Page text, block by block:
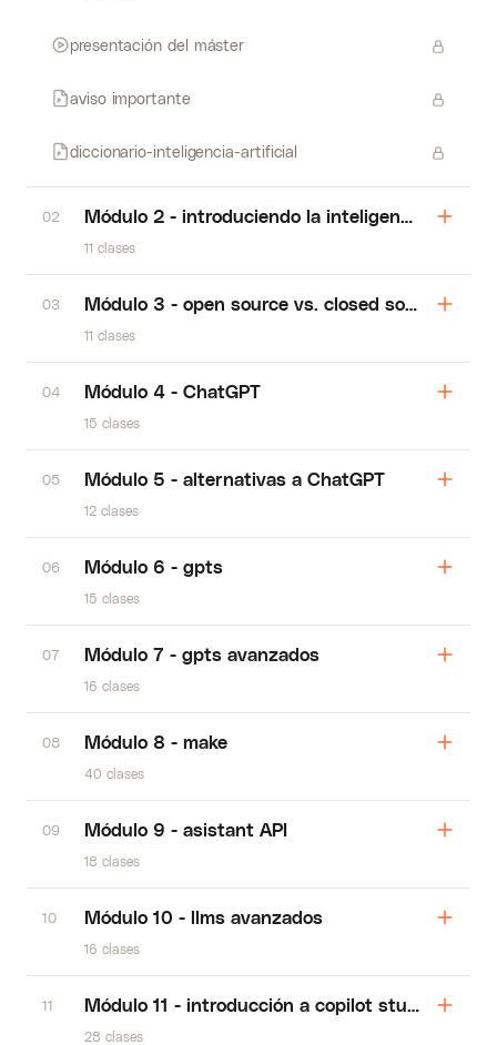
presentación del máster
aviso importante
diccionario-inteligencia-artificial
02 Módulo 2 - introduciendo la inteligencia
11 clases
03 Módulo 3 - open source vs. closed source
11 clases
04 Módulo 4 - ChatGPT
15 clases
05 Módulo 5 - alternativas a ChatGPT
12 clases
06 Módulo 6 - gpts
15 clases
07 Módulo 7 - gpts avanzados
16 clases
08 Módulo 8 - make
40 clases
09 Módulo 9 - asistant API
18 clases
10 Módulo 10 - llms avanzados
16 clases
11 Módulo 11 - introducción a copilot studio
28 clases